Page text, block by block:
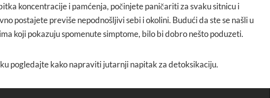
koncentracije i pamćenja, počinjete paničariti za svaku sitnicu i
postajete previše nepodnošljivi sebi i okolini. Budući da ste se našli u
koji pokazuju spomenute simptome, bilo bi dobro nešto poduzeti.
pogledajte kako napraviti jutarnji napitak za detoksikaciju.